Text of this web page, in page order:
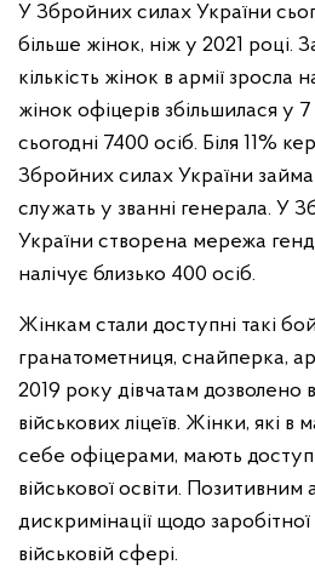
У Збройних силах України
більше жінок, ніж у 2021 році.
кількість жінок в армії зросла
жінок офіцерів збільшилася у 7
сьогодні 7400 осіб. Біля 11%
Збройних силах України
служать у званні генерала. У
України створена мережа
налічує близько 400 осіб.
Жінкам стали доступні такі
гранатометниця, снайперка,
2019 року дівчатам дозволено
військових ліцеїв. Жінки, які
себе офіцерами, мають доступ
військової освіти. Позитивним
дискримінації щодо
військовій сфері.